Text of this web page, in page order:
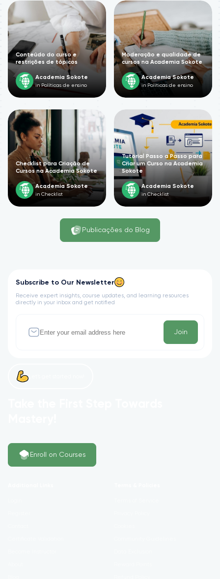
Conteúdo do curso e
restrições de tópicos
Academia Sokote
in Políticas de ensino
Moderação e qualidade de
cursos na Academia Sokote
Academia Sokote
in Políticas de ensino
Checklist para Criação de
Cursos na Academia Sokote
Academia Sokote
in Checklist
Tutorial Passo a Passo para
Criar um Curso na Academia
Sokote
Academia Sokote
in Checklist
Publicações do Blog
Subscribe to Our Newsletter
Receive expert insights, course updates, and learning resources
directly in your inbox and get notified
Join
Enroll on Courses